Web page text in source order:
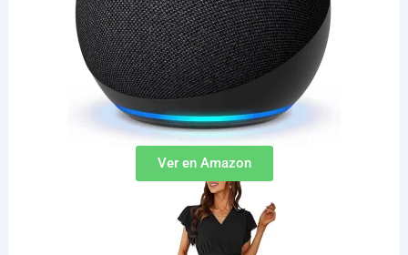
Ver en Amazon